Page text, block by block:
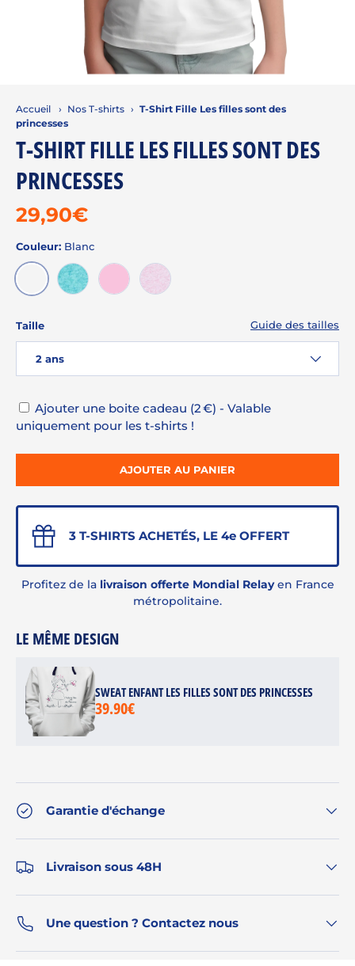
Accueil › Nos T-shirts › T-Shirt Fille Les filles sont des
princesses
T-SHIRT FILLE LES FILLES SONT DES
PRINCESSES
29,90€
Couleur: Blanc
BLANC FLUO TURQUOISE
ROSE DRAGÉE
Taille Guide des tailles
2 ans
Ajouter une boite cadeau (2 €) - Valable
uniquement pour les t-shirts !
AJOUTER AU PANIER
3 T-SHIRTS ACHETÉS, LE 4e OFFERT
Profitez de la livraison offerte Mondial Relayen France
métropolitaine.
LE MÊME DESIGN
SWEAT ENFANT LES FILLES SONT DES PRINCESSES
39.90€
Garantie d'échange
Livraison sous 48H
Une question ? Contactez nous